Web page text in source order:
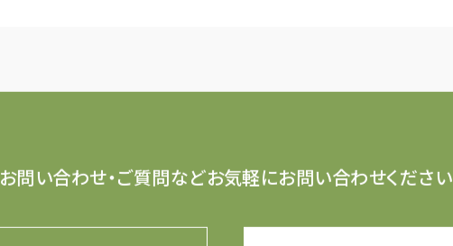
お問い合わせ・ご質問などお気軽にお問い合わせください